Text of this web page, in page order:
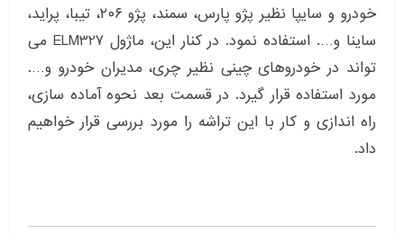
خودرو و سایپا نظیر پژو پارس، سمند، پژو ۲۰۶، تیبا، پراید،
ساینا و…. استفاده نمود. در کنار این، ماژول ELM327 می
تواند در خودروهای چینی نظیر چری، مدیران خودرو و….
مورد استفاده قرار گیرد. در قسمت بعد نحوه آماده سازی،
راه اندازی و کار با این تراشه را مورد بررسی قرار خواهیم
داد.